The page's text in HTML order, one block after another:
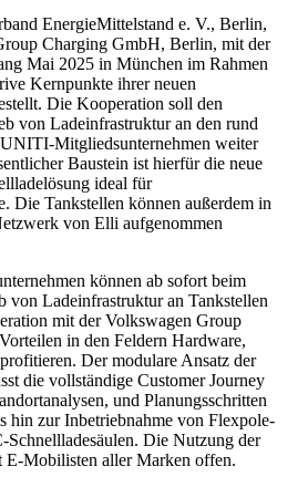
EnergieMittelstand e. V., Berlin,
Charging GmbH, Berlin, mit der
Mai 2025 in München im Rahmen
Kernpunkte ihrer neuen
Die Kooperation soll den
von Ladeinfrastruktur an den rund
Mitgliedsunternehmen weiter
Baustein ist hierfür die neue
ideal für
Die Tankstellen können außerdem in
von Elli aufgenommen
können ab sofort beim
von Ladeinfrastruktur an Tankstellen
mit der Volkswagen Group
in den Feldern Hardware,
Der modulare Ansatz der
die vollständige Customer Journey
und Planungsschritten
hin zur Inbetriebnahme von Flexpole-
Schnellladesäulen. Die Nutzung der
E-Mobilisten aller Marken offen.